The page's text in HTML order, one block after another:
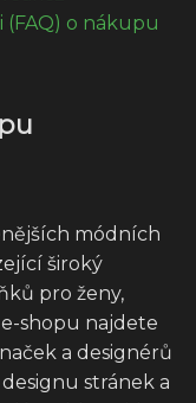
(FAQ) o nákupu
módních
široký
pro ženy,
shopu najdete
a designérů
stránek a